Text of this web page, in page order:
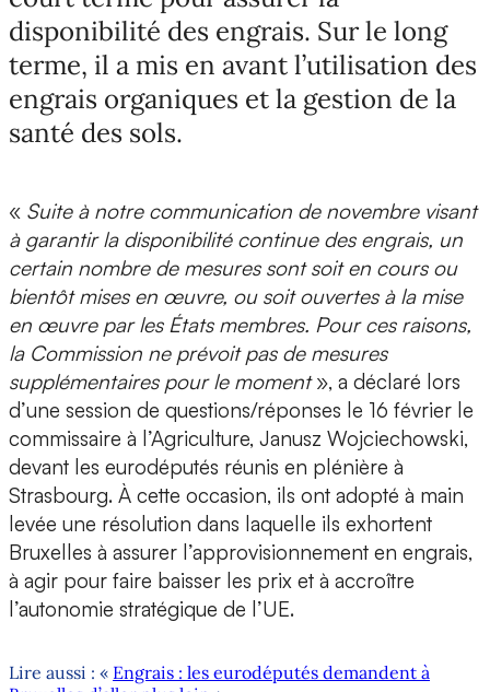
disponibilité des engrais. Sur le long
terme, il a mis en avant l’utilisation des
engrais organiques et la gestion de la
santé des sols.
« Suite à notre communication de novembre visant
à garantir la disponibilité continue des engrais, un
certain nombre de mesures sont soit en cours ou
bientôt mises en œuvre, ou soit ouvertes à la mise
en œuvre par les États membres. Pour ces raisons,
la Commission ne prévoit pas de mesures
supplémentaires pour le moment», a déclaré lors
d’une session de questions/réponses le 16 février le
commissaire à l’Agriculture, Janusz Wojciechowski,
devant les eurodéputés réunis en plénière à
Strasbourg. À cette occasion, ils ont adopté à main
levée une résolution dans laquelle ils exhortent
Bruxelles à assurer l’approvisionnement en engrais,
à agir pour faire baisser les prix et à accroître
l’autonomie stratégique de l’UE.
Lire aussi : « Engrais : les eurodéputés demandent à